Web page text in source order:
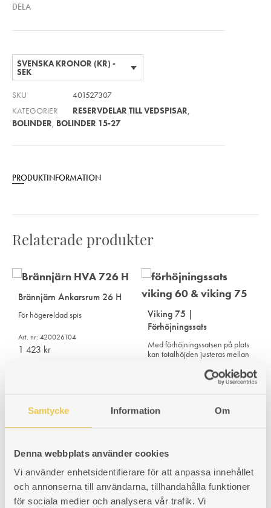
Samtycke Information Om
Denna webbplats använder cookies
Vi använder enhetsidentifierare för att anpassa innehållet
och annonserna till användarna, tillhandahålla funktioner
för sociala medier och analysera vår trafik. Vi
DELA
SVENSKA KRONOR (KR) -
SEK
SKU
401527307
KATEGORIER
RESERVDELAR TILL VEDSPISAR
BOLINDER BOLINDER 15-27
PRODUKTINFORMATION
Relaterade produkter
Brännjärn Ankarsrum 26 H
För högereldad spis
Art. nr: 420026104
1 423 kr
Viking 75 |
Förhöjningssats
Med förhöjningssatsen på plats
kan totalhöjden justeras mellan
1 946kr